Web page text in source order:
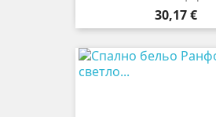
Цена
30,17 €